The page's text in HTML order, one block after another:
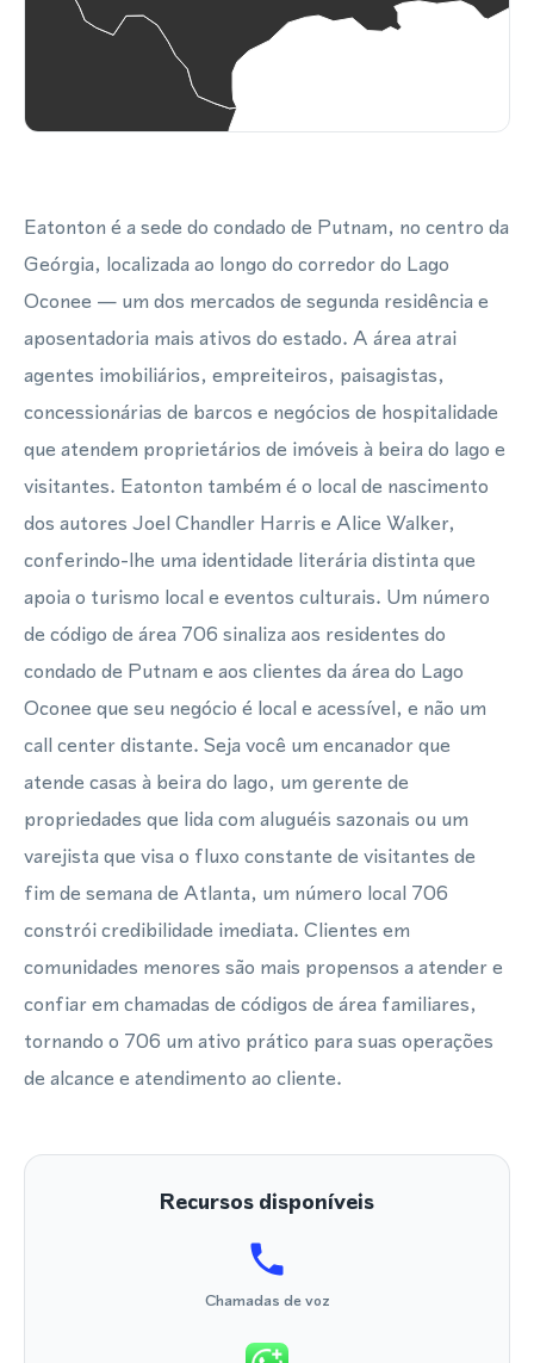
Eatonton é a sede do condado de Putnam, no centro da
Geórgia, localizada ao longo do corredor do Lago
Oconee — um dos mercados de segunda residência e
aposentadoria mais ativos do estado. A área atrai
agentes imobiliários, empreiteiros, paisagistas,
concessionárias de barcos e negócios de hospitalidade
que atendem proprietários de imóveis à beira do lago e
visitantes. Eatonton também é o local de nascimento
dos autores Joel Chandler Harris e Alice Walker,
conferindo-lhe uma identidade literária distinta que
apoia o turismo local e eventos culturais. Um número
de código de área 706 sinaliza aos residentes do
condado de Putnam e aos clientes da área do Lago
Oconee que seu negócio é local e acessível, e não um
call center distante. Seja você um encanador que
atende casas à beira do lago, um gerente de
propriedades que lida com aluguéis sazonais ou um
varejista que visa o fluxo constante de visitantes de
fim de semana de Atlanta, um número local 706
constrói credibilidade imediata. Clientes em
comunidades menores são mais propensos a atender e
confiar em chamadas de códigos de área familiares,
tornando o 706 um ativo prático para suas operações
de alcance e atendimento ao cliente.
Recursos disponíveis
Chamadas de voz